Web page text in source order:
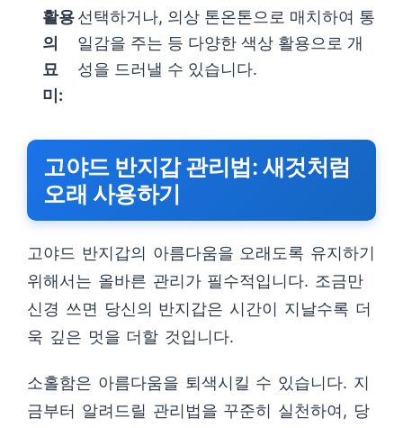
활용
의
묘
미:
선택하거나, 의상 톤온톤으로 매치하여 통
일감을 주는 등 다양한 색상 활용으로 개
성을 드러낼 수 있습니다.
고야드 반지갑 관리법: 새것처럼
오래 사용하기
고야드 반지갑의 아름다움을 오래도록 유지하기
위해서는 올바른 관리가 필수적입니다. 조금만
신경 쓰면 당신의 반지갑은 시간이 지날수록 더
욱 깊은 멋을 더할 것입니다.
소홀함은 아름다움을 퇴색시킬 수 있습니다. 지
금부터 알려드릴 관리법을 꾸준히 실천하여, 당